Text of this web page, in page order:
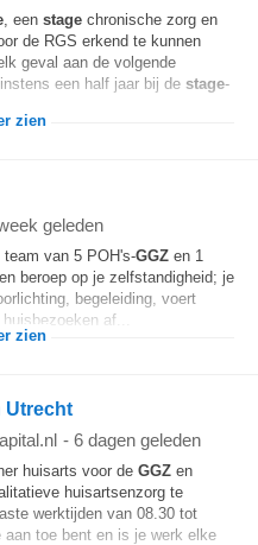
, een stage chronische zorg en
de RGS erkend te kunnen
geval aan de volgende
een half jaar bij de stage-
zien
geleden
van 5 POH's-GGZ en 1
beroep op je zelfstandigheid; je
begeleiding, voert
af...
zien
Utrecht
- 6 dagen geleden
huisarts voor de GGZ en
huisartsenzorg te
werktijden van 08.30 tot
aan toe bent en is je werk elke